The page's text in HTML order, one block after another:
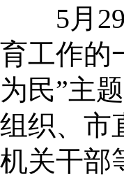
5月29
育工作的
为民”主
组织、市
机关干部